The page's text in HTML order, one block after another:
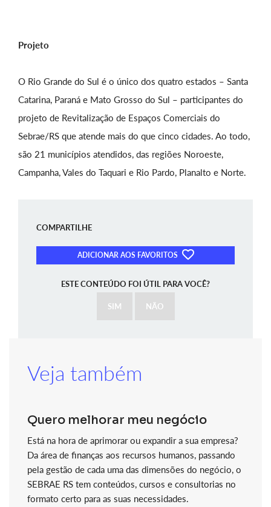
Projeto
O Rio Grande do Sul é o único dos quatro estados – Santa
Catarina, Paraná e Mato Grosso do Sul – participantes do
projeto de Revitalização de Espaços Comerciais do
Sebrae/RS que atende mais do que cinco cidades. Ao todo,
são 21 municípios atendidos, das regiões Noroeste,
Campanha, Vales do Taquari e Rio Pardo, Planalto e Norte.
COMPARTILHE
ADICIONAR AOS FAVORITOS
ESTE CONTEÚDO FOI ÚTIL PARA VOCÊ?
SIM NÃO
Veja também
Quero melhorar meu negócio
Está na hora de aprimorar ou expandir a sua empresa?
Da área de finanças aos recursos humanos, passando
pela gestão de cada uma das dimensões do negócio, o
SEBRAE RS tem conteúdos, cursos e consultorias no
formato certo para as suas necessidades.